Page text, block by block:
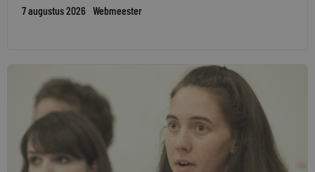
7 augustus 2026 Webmeester